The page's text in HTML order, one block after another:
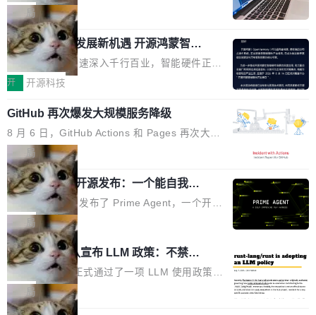
Agency年度合辑的观察指出,“产品”这个离消费
者最近的载体,在整个品牌营销层面的权重显著变
高了。全域营销服务商的竞争正在从规模转向深
度,案例厚度、全域覆盖、多线协同...
破的事实。 Jordan 随后补充了一句软化声明：
「我不认为这些会议上大部分论文都在过度宣传
或造假。问题是，作为读者，如果你筛选出那些
看起来最令人兴奋的论文，那它们大部分都是过
度宣传的。」 这才是真正的痛点。不是所有论文
都有问题，是最吸引眼球的那批论文最有问题。
他引用的帖子来自 Mathew Shen，一位 ICLR 2
026 的读者：「看了篇 ...
这句话不是来自某个技术博客，而是出自 Hieu
Pham 的一条推文。Hieu Pham 是谁？他是 xAI
的早期工程师之一，在 Grok 训练基础设施团队
工作过。近日他在 X 上发了一条帖子，列出了他
认为现代 AI 领域最重要的三个开源项目。 第一
理由很具体。FA 系列不需要解释，但 FA2 是他
认为最重要的一个——复杂度恰到好处，刚好能
驱动你去学 CuTe，但还没被那些"邪恶的" Hopp
er++ 优化所淹没，足够容易修改和适配。 更关
键的是 FA2 的持久性...
局
共商智能硬件发展新机遇 开源鸿蒙智能
硬件开发者日杭州站即将举行
随着万物智联加速深入千行百业，智能硬件正从
单点设备迈向智能化、网联化、协同化发展。作
鸿蒙通过统一技术底座和分布式能力，为不同类
型智能设备的开发、连接与互联提供关键支撑，
也为产业链企业探索产品创新与商业增长打开新
的空间。 8月14日，开源鸿蒙智能硬件开发者日
（OHDD：OpenHarmony Hardware Develope
r Day）将在杭州启航。活动面向智能硬件产业
链企业和开发者，邀请行业专家与资深技术顾
问，围绕开源鸿蒙技术能力、设备适配、芯片适
配、功耗与稳定性调优、兼容性测评及统一互联
等内容展开系统讲解和实战交流，帮助企业进一
步了解开源鸿蒙在智能...
开 开源科技
GitHub 再次爆发大规模服务降级
8 月 6 日，GitHub Actions 和 Pages 再次大规
模服务降级，Actions 完全不可用超过 5 小时，
webhook 停发，连自托管 runner 也因调度层故
障无法工作。Pages、Copilot code review、C
opilot coding agent 全部受影响。从检测到完全
恢复，大约 12 小时。 这是 2026 年 8 月的第六
起事故，其中四起与 AI/Copilot 服务相关。 Git
Hub 员工 kdaigle 在 HN 讨论中贴出了一组数
据：2025 年全年 10 亿次 commit。现在，每周
2.75 亿次，全年预计 140 亿次。GitHub...
局
Prime Agent 开源发布：一个能自我改
进的编程 Agent，ARC-AGI 3 超越人类
专家基线
Prime Intellect 发布了 Prime Agent，一个开源
的编程 Agent Harness，核心设计围绕两个抽
象：Recursive Language Model（RLM）和 C
ontinual Harness。在 ARC-AGI 3 基准测试
上，Prime Agent + Opus 5 的组合达到了 95.
5% RHAE Best@1，超过了 ARC 报告的人类专
家基线 95.4%。 不是又一个 coding agent 包装
局
Rust 项目团队宣布 LLM 政策：不禁
止，但你要承认哪些代码不是你写的
Rust 语言项目正式通过了一项 LLM 使用政策，
覆盖 rust-lang/rust 单一仓库的代码贡献。这不
是项目级别的官方立场，目前由五个团队采纳，
局